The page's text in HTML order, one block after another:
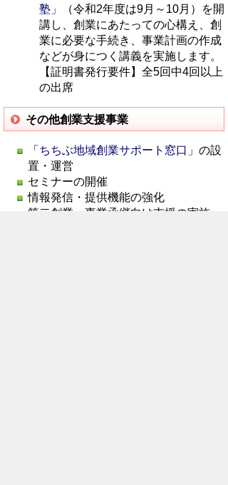
塾」
（令和2年度は9月～10月）を開
講し、創業にあたっての心構え、創
業に必要な手続き、事業計画の作成
などが身につく講義を実施します。
【証明書発行要件】全5回中4回以上
の出席
その他創業支援事業
「 ちちぶ地域創業サポート窓口」 の設
置・運営
セミナーの開催
情報発信・提供機能の強化
第二創業、事業承継向け支援の実施